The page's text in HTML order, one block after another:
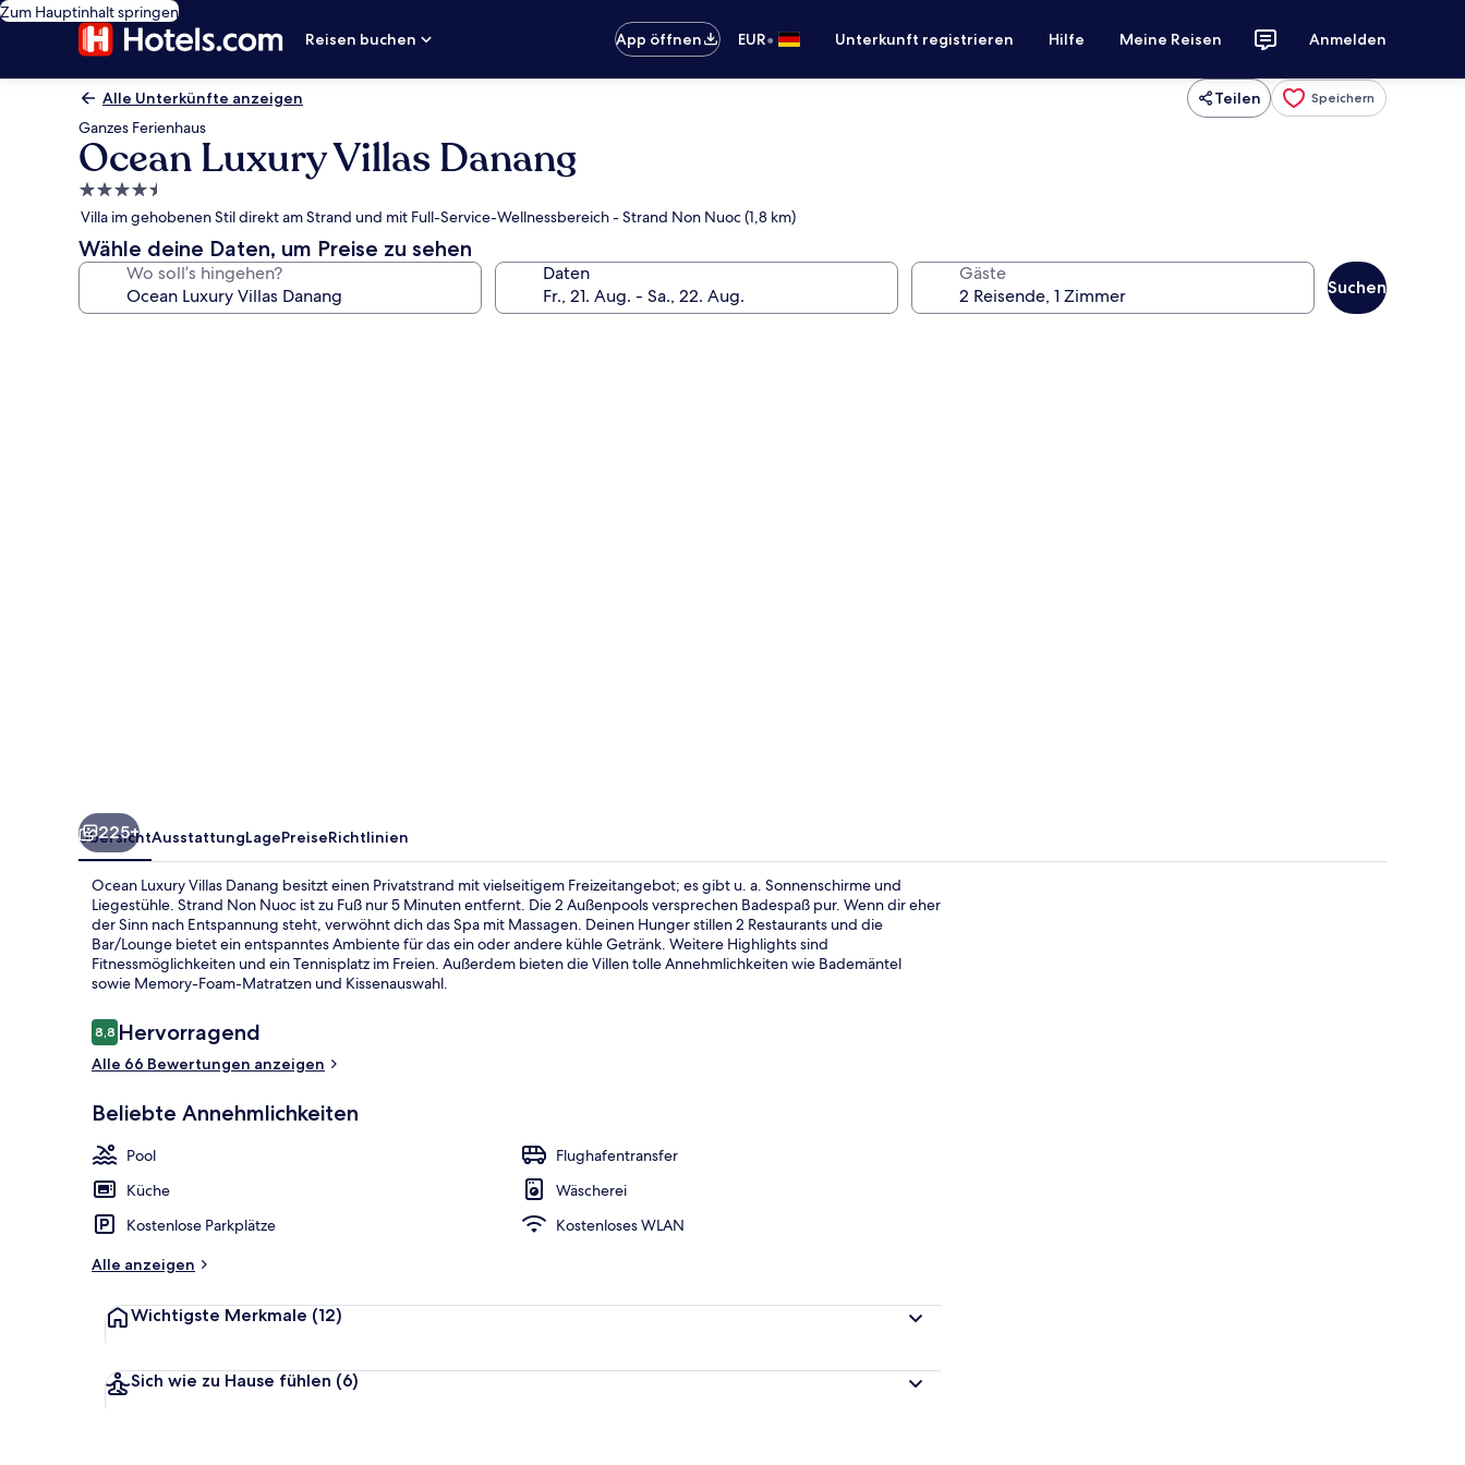
Zum Hauptinhalt springen
Reisen buchen
App öffnen EUR• Unterkunft registrieren Hilfe Meine Reisen Anmelden
Alle Unterkünfte anzeigen Teilen Speichern
Ganzes Ferienhaus
Ocean Luxury Villas Danang
4.5-
Sterne-
Unterkunft
Villa im gehobenen Stil direkt am Strand und mit Full-Service-Wellnessbereich - Strand Non Nuoc (1,8 km)
Wähle deine Daten, um Preise zu sehen
Wo soll’s hingehen? Daten Gäste
Suchen
225+
ÜbersichtAusstattungLagePreiseRichtlinien
Ocean Luxury Villas Danang besitzt einen Privatstrand mit vielseitigem Freizeitangebot; es gibt u. a. Sonnenschirme und
Liegestühle. Strand Non Nuoc ist zu Fuß nur 5 Minuten entfernt. Die 2 Außenpools versprechen Badespaß pur. Wenn dir eher
der Sinn nach Entspannung steht, verwöhnt dich das Spa mit Massagen. Deinen Hunger stillen 2 Restaurants und die
Bar/Lounge bietet ein entspanntes Ambiente für das ein oder andere kühle Getränk. Weitere Highlights sind
Fitnessmöglichkeiten und ein Tennisplatz im Freien. Außerdem bieten die Villen tolle Annehmlichkeiten wie Bademäntel
sowie Memory-Foam-Matratzen und Kissenauswahl.
Bewertungen
8,88,8 von 10.
Hervorragend
Alle 66 Bewertungen anzeigen
Beliebte Annehmlichkeiten
Pool
Flughafentransfer
Küche
Wäscherei
Kostenlose Parkplätze
Kostenloses WLAN
Alle anzeigen
Wichtigste Merkmale (12)
Sich wie zu Hause fühlen (6)